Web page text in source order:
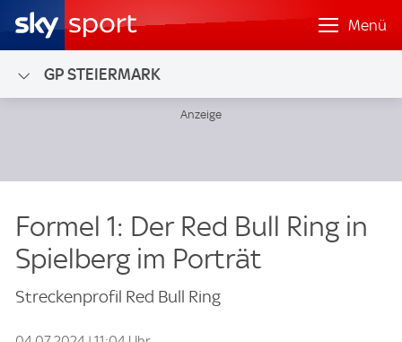
Menü
GP STEIERMARK
Formel 1: Der Red Bull Ring in
Spielberg im Porträt
Streckenprofil Red Bull Ring